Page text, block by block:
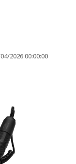
2026 00:00:00